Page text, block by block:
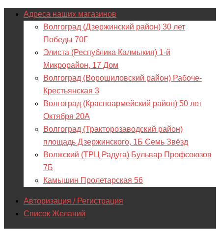
Адреса наших магазинов
Волгоград (Дзержинский район) 30 лет
Победы 70Г
Элиста (Республика Калмыкия) 1-й
Микрорайон, 17 Дом
Волгоград (Ворошиловский район) Рабоче-
Крестьянская 3
Волгоград (Красноармейский район) 50 лет
Октября 20А
Волгоград (Тракторозаводский район)
площадь Дзержинского, 1Б Семь Звёзд
Волжский (ТРЦ Радуга) Бульвар Профсоюзов
7Б
Камышин Пролетарская 56
Авторизация / Регистрация
Список Желаний